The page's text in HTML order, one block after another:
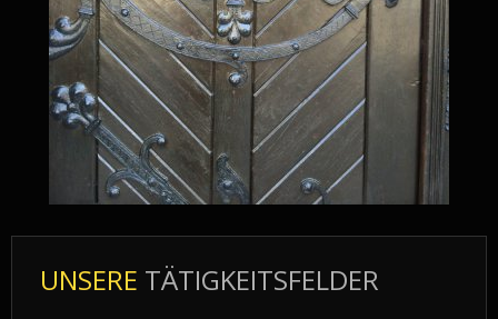
UNSERE TÄTIGKEITSFELDER